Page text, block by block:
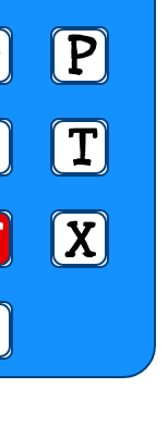
P
T
X